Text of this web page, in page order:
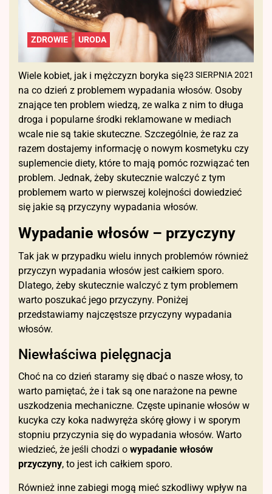
URODA
ZDROWIE
23 SIERPNIA 2021
Wiele kobiet, jak i mężczyzn boryka się
na co dzień z problemem wypadania włosów. Osoby
znające ten problem wiedzą, ze walka z nim to długa
droga i popularne środki reklamowane w mediach
wcale nie są takie skuteczne. Szczególnie, że raz za
razem dostajemy informację o nowym kosmetyku czy
suplemencie diety, które to mają pomóc rozwiązać ten
problem. Jednak, żeby skutecznie walczyć z tym
problemem warto w pierwszej kolejności dowiedzieć
się jakie są przyczyny wypadania włosów.
Wypadanie włosów – przyczyny
Tak jak w przypadku wielu innych problemów również
przyczyn wypadania włosów jest całkiem sporo.
Dlatego, żeby skutecznie walczyć z tym problemem
warto poszukać jego przyczyny. Poniżej
przedstawiamy najczęstsze przyczyny wypadania
włosów.
Niewłaściwa pielęgnacja
Choć na co dzień staramy się dbać o nasze włosy, to
warto pamiętać, że i tak są one narażone na pewne
uszkodzenia mechaniczne. Częste upinanie włosów w
kucyka czy koka nadwyręża skórę głowy i w sporym
stopniu przyczynia się do wypadania włosów. Warto
wiedzieć, że jeśli chodzi o wypadanie włosów
przyczyny, to jest ich całkiem sporo.
Również inne zabiegi mogą mieć szkodliwy wpływ na